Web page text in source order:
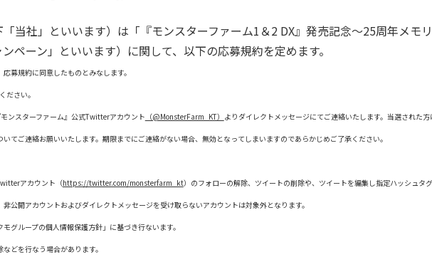
当社」といいます）は「『モンスターファーム1＆2 DX』発売記念～25周年メモ
ペーン」といいます）に関して、以下の応募規約を定めます。
募規約に同意したものとみなします。
ださい。
ンスターファーム』公式Twitterアカウント （@MonsterFarm_KT） よりダイレクトメッセージにてご連絡いたします。当選された方
てご連絡お願いいたします。期限までにご連絡がない場合、無効となってしまいますのであらかじめご了承ください。
アカウント（https://twitter.com/monsterfarm_kt）のフォローの解除、ツイートの削除や、ツイートを編集し指定ハッシュタ
公開アカウントおよびダイレクトメッセージを受け取らないアカウントは対象外となります。
グループの個人情報保護方針」に基づき行ないます。
どを行なう場合があります。